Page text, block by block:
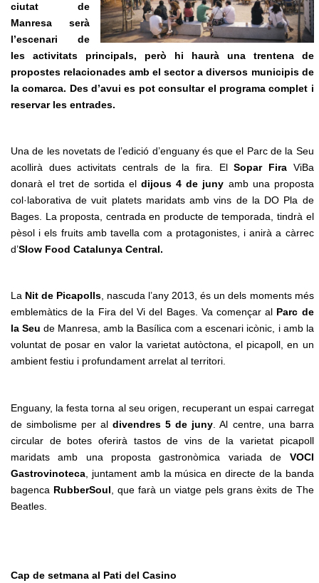
ciutat de
Manresa serà
l’escenari de
les activitats principals, però hi haurà una trentena de
propostes relacionades amb el sector a diversos municipis de
la comarca. Des d’avui es pot consultar el programa complet i
reservar les entrades.
Una de les novetats de l’edició d’enguany és que el Parc de la Seu
acollirà dues activitats centrals de la fira. ElSopar FiraViBa
donarà el tret de sortida eldijous 4 de juny amb una proposta
col·laborativa de vuit platets maridats amb vins de la DO Pla de
Bages. La proposta, centrada en producte de temporada, tindrà el
pèsol i els fruits amb tavella com a protagonistes, i anirà a càrrec
d’Slow Food Catalunya Central.
La Nit de Picapolls, nascuda l’any 2013, és un dels moments més
emblemàtics de la Fira del Vi del Bages. Va començar al Parc de
la Seude Manresa, amb la Basílica com a escenari icònic, i amb la
voluntat de posar en valor la varietat autòctona, el picapoll, en un
ambient festiu i profundament arrelat al territori.
Enguany, la festa torna al seu origen, recuperant un espai carregat
de simbolisme per al divendres 5 de juny . Al centre, una barra
circular de botes oferirà tastos de vins de la varietat picapoll
maridats amb una proposta gastronòmica variada de VOCI
Gastrovinoteca , juntament amb la música en directe de la banda
bagenca RubberSoul , que farà un viatge pels grans èxits de The
Beatles.
Cap de setmana al Pati del Casino